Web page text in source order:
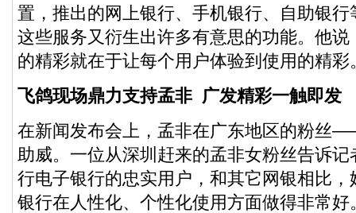
置，推出的网上银行、手机银行、自助银
这些服务又衍生出许多有意思的功能。他
的精彩就在于让每个用户体验到使用的精彩
飞鸽现场鼎力支持孟非 广发精彩一触即发
在新闻发布会上，孟非在广东地区的粉丝
助威。一位从深圳赶来的孟非女粉丝告诉
行电子银行的忠实用户，和其它网银相比
银行在人性化、个性化使用方面做得非常